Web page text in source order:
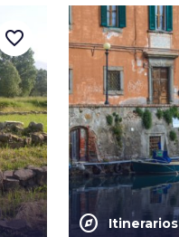
favorite_border
explore Itinerarios